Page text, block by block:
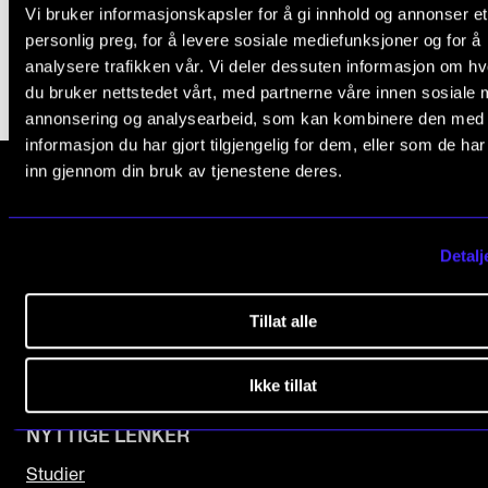
Vi bruker informasjonskapsler for å gi innhold og annonser et
personlig preg, for å levere sosiale mediefunksjoner og for å
analysere trafikken vår. Vi deler dessuten informasjon om
du bruker nettstedet vårt, med partnerne våre innen sosiale
annonsering og analysearbeid, som kan kombinere den med
informasjon du har gjort tilgjengelig for dem, eller som de
inn gjennom din bruk av tjenestene deres.
Tillat alle
Ikke tillat
Arrangementer og konserter
Nyheter og historier
Ledige stillinger
INFO
For ansatte og studenter
post@nmh.no
NYTTIGE LENKER
Studier